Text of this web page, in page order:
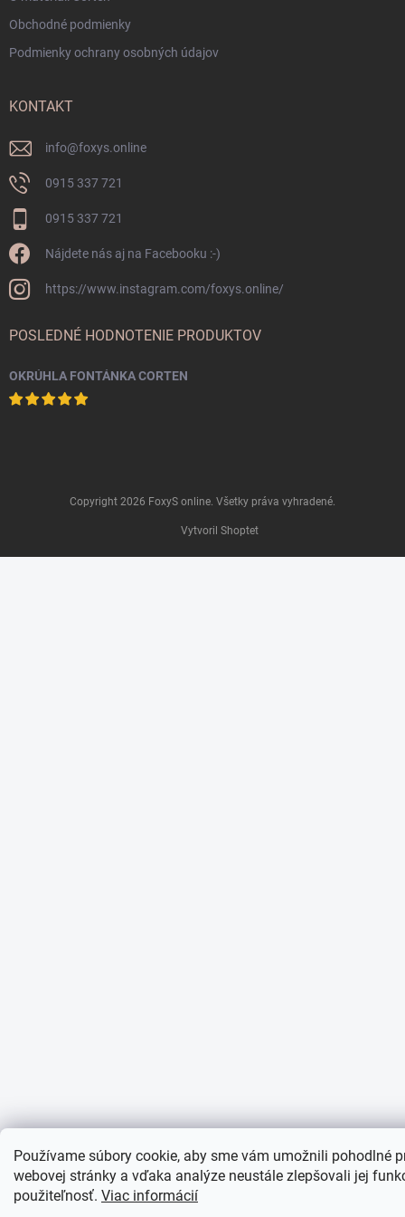
Používame súbory cookie, aby sme vám umožnili pohodlné
webovej stránky a vďaka analýze neustále zlepšovali jej
použiteľnosť. Viac informácií
Obchodné podmienky
Podmienky ochrany osobných údajov
KONTAKT
info@foxys.online
0915 337 721
0915 337 721
Nájdete nás aj na Facebooku :-)
https://www.instagram.com/foxys.online/
POSLEDNÉ HODNOTENIE PRODUKTOV
OKRÚHLA FONTÁNKA CORTEN
Vytvoril Shoptet
Copyright 2026 FoxyS online. Všetky práva vyhradené.